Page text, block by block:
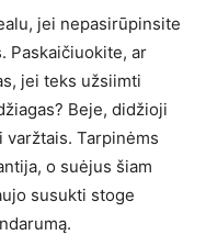
jei nepasirūpinsite
Paskaičiuokite, ar
jei teks užsiimti
Beje, didžioji
Tarpinėms
o suėjus šiam
susukti stoge